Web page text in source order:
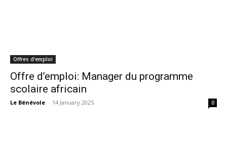
Offres d’emploi
Offre d’emploi: Manager du programme
scolaire africain
Le Bénévole - 14 January 2025 0